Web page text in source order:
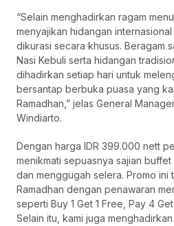
“Selain menghadirkan ragam
menyajikan hidangan
dikurasi secara khusus. Beragam
Nasi Kebuli serta hidangan
dihadirkan setiap hari untuk
bersantap berbuka puasa yang
Ramadhan,” jelas General
Windiarto.
Dengan harga IDR 399.000 nett
menikmati sepuasnya sajian
dan menggugah selera. Promo
Ramadhan dengan penawaran
seperti Buy 1 Get 1 Free, Pay 4
Selain itu, kami juga